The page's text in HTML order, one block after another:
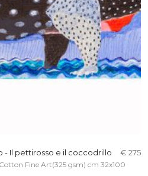
- Il pettirosso e il coccodrillo € 275
Fine Art(325 gsm) cm 32x100